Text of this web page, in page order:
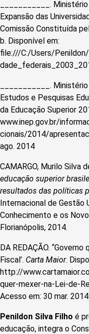
___________.
Expansão das
Comissão Constituída
b. Disponível em:
file:///C:/Users/
___________.
Estudos e Pesquisas
da Educação Superior
www.inep.gov.br/
cionais/2014/
ago. 2014
CAMARGO, Murilo Silva
educação superior
resultados das políticas
Internacional de Gestão
Conhecimento e os
Florianópolis, 2014.
DA REDAÇÃO.
Fiscal’. Carta Maior.
http://
quer-mexer-na-Lei-de-
Acesso em: 30 mar. 2014
Penildon Silva Filho é
educação, integra o